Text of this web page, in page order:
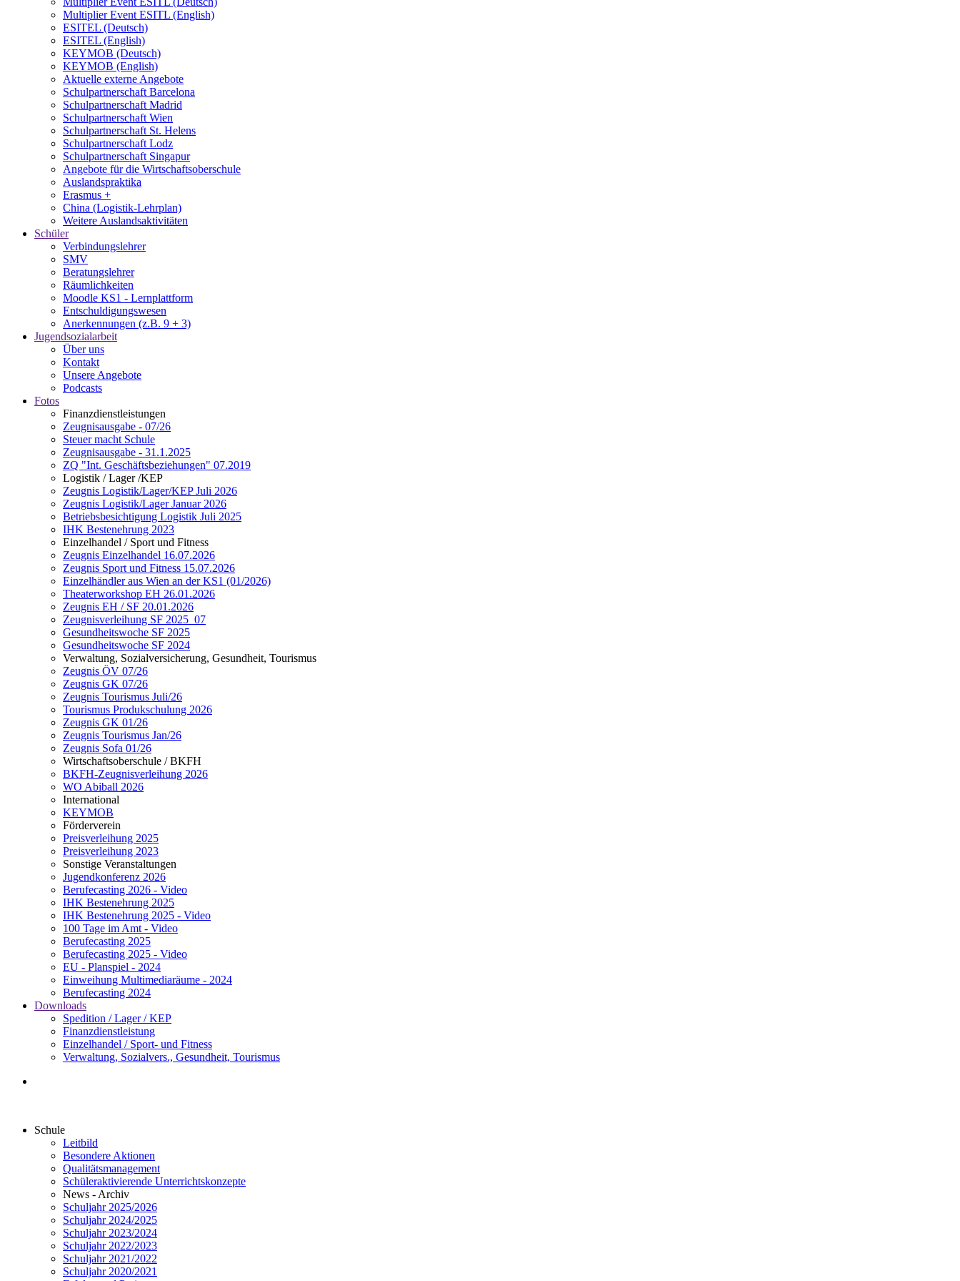
Multiplier Event ESITL (English)
ESITEL (Deutsch)
ESITEL (English)
KEYMOB (Deutsch)
KEYMOB (English)
Aktuelle externe Angebote
Schulpartnerschaft Barcelona
Schulpartnerschaft Madrid
Schulpartnerschaft Wien
Schulpartnerschaft St. Helens
Schulpartnerschaft Lodz
Schulpartnerschaft Singapur
Angebote für die Wirtschaftsoberschule
Auslandspraktika
Erasmus +
China (Logistik-Lehrplan)
Weitere Auslandsaktivitäten
Schüler
Verbindungslehrer
SMV
Beratungslehrer
Räumlichkeiten
Moodle KS1 - Lernplattform
Entschuldigungswesen
Anerkennungen (z.B. 9 + 3)
Jugendsozialarbeit
Über uns
Kontakt
Unsere Angebote
Podcasts
Fotos
Finanzdienstleistungen
Zeugnisausgabe - 07/26
Steuer macht Schule
Zeugnisausgabe - 31.1.2025
ZQ "Int. Geschäftsbeziehungen" 07.2019
Logistik / Lager /KEP
Zeugnis Logistik/Lager/KEP Juli 2026
Zeugnis Logistik/Lager Januar 2026
Betriebsbesichtigung Logistik Juli 2025
IHK Bestenehrung 2023
Einzelhandel / Sport und Fitness
Zeugnis Einzelhandel 16.07.2026
Zeugnis Sport und Fitness 15.07.2026
Einzelhändler aus Wien an der KS1 (01/2026)
Theaterworkshop EH 26.01.2026
Zeugnis EH / SF 20.01.2026
Zeugnisverleihung SF 2025_07
Gesundheitswoche SF 2025
Gesundheitswoche SF 2024
Verwaltung, Sozialversicherung, Gesundheit, Tourismus
Zeugnis ÖV 07/26
Zeugnis GK 07/26
Zeugnis Tourismus Juli/26
Tourismus Produkschulung 2026
Zeugnis GK 01/26
Zeugnis Tourismus Jan/26
Zeugnis Sofa 01/26
Wirtschaftsoberschule / BKFH
BKFH-Zeugnisverleihung 2026
WO Abiball 2026
International
KEYMOB
Förderverein
Preisverleihung 2025
Preisverleihung 2023
Sonstige Veranstaltungen
Jugendkonferenz 2026
Berufecasting 2026 - Video
IHK Bestenehrung 2025
IHK Bestenehrung 2025 - Video
100 Tage im Amt - Video
Berufecasting 2025
Berufecasting 2025 - Video
EU - Planspiel - 2024
Einweihung Multimediaräume - 2024
Berufecasting 2024
Downloads
Spedition / Lager / KEP
Finanzdienstleistung
Einzelhandel / Sport- und Fitness
Verwaltung, Sozialvers., Gesundheit, Tourismus
Schule
Leitbild
Besondere Aktionen
Qualitätsmanagement
Schüleraktivierende Unterrichtskonzepte
News - Archiv
Schuljahr 2025/2026
Schuljahr 2024/2025
Schuljahr 2023/2024
Schuljahr 2022/2023
Schuljahr 2021/2022
Schuljahr 2020/2021